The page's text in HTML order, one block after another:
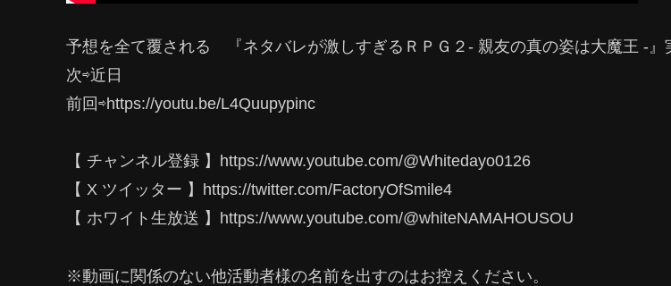
予想を全て覆される 『ネタバレが激しすぎるＲＰＧ２- 親友の真の姿は大魔王 -』
次⇨近日
前回⇨https://youtu.be/L4Quupypinc
【 チャンネル登録 】https://www.youtube.com/@Whitedayo0126
【 X ツイッター 】https://twitter.com/FactoryOfSmile4
【 ホワイト生放送 】https://www.youtube.com/@whiteNAMAHOUSOU
※動画に関係のない他活動者様の名前を出すのはお控えください。